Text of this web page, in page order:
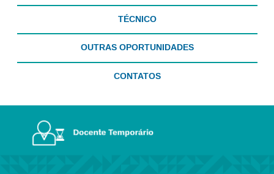
TÉCNICO
OUTRAS OPORTUNIDADES
CONTATOS